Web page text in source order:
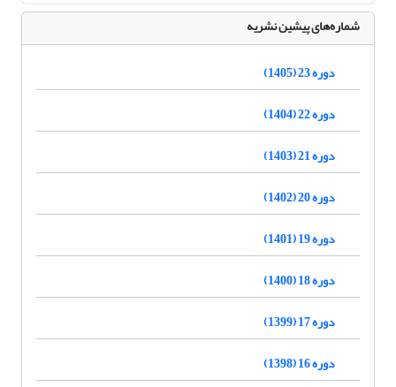
شماره‌های پیشین نشریه
دوره 23 (1405)
دوره 22 (1404)
دوره 21 (1403)
دوره 20 (1402)
دوره 19 (1401)
دوره 18 (1400)
دوره 17 (1399)
دوره 16 (1398)